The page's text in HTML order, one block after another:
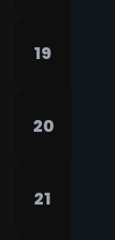
19
20
21